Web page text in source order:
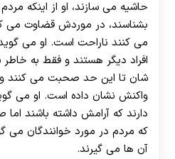
حاشیه می سازند، او از اینکه
بشناسند، در موردش قضاوت
می کنند ناراحت است. او می
افراد دیگر هستند و فقط به
شان تا این حد صحبت می کنند و
واکنش نشان داده است. او می
دارند که آرامش داشته باشند
که مردم در مورد خوانندگان می
آن ها می گیرند.